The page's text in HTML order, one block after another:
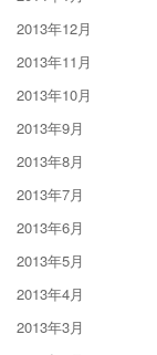
2013年12月
2013年11月
2013年10月
2013年9月
2013年8月
2013年7月
2013年6月
2013年5月
2013年4月
2013年3月